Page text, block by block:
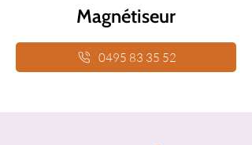
Magnétiseur
0495 83 35 52